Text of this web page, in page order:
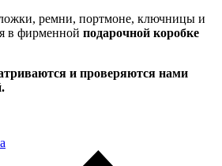
ремни, портмоне, ключницы и
в фирменной подарочной коробке
и проверяются нами